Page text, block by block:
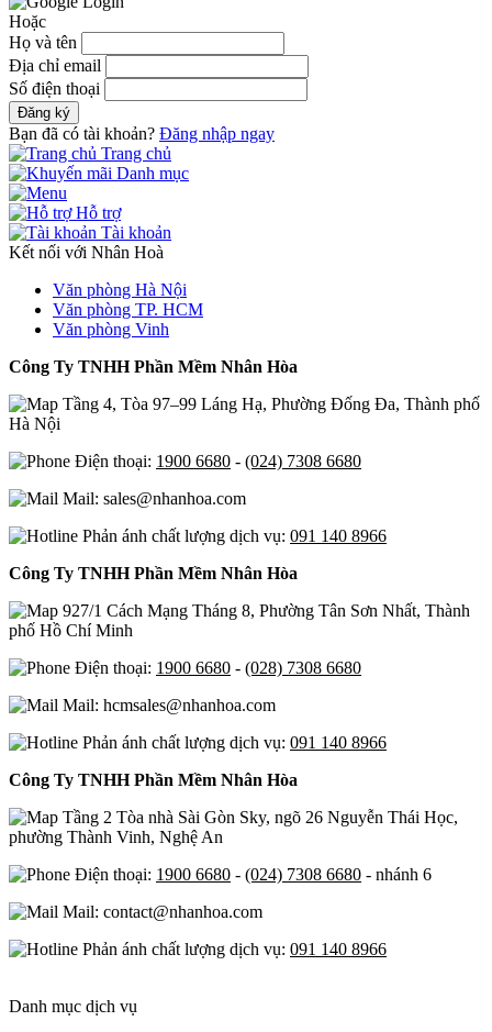
Hoặc
Họ và tên
Địa chỉ email
Số điện thoại
Đăng ký
Bạn đã có tài khoản? Đăng nhập ngay
Trang chủ
Danh mục
Hỗ trợ
Tài khoản
Kết nối với Nhân Hoà
Văn phòng Hà Nội
Văn phòng TP. HCM
Văn phòng Vinh
Công Ty TNHH Phần Mềm Nhân Hòa
Tầng 4, Tòa 97–99 Láng Hạ, Phường Đống Đa, Thành phố
Hà Nội
Điện thoại: 1900 6680 - (024) 7308 6680
Mail: sales@nhanhoa.com
Phản ánh chất lượng dịch vụ: 091 140 8966
Công Ty TNHH Phần Mềm Nhân Hòa
927/1 Cách Mạng Tháng 8, Phường Tân Sơn Nhất, Thành
phố Hồ Chí Minh
Điện thoại: 1900 6680 - (028) 7308 6680
Mail: hcmsales@nhanhoa.com
Phản ánh chất lượng dịch vụ: 091 140 8966
Công Ty TNHH Phần Mềm Nhân Hòa
Tầng 2 Tòa nhà Sài Gòn Sky, ngõ 26 Nguyễn Thái Học,
phường Thành Vinh, Nghệ An
Điện thoại: 1900 6680 - (024) 7308 6680 - nhánh 6
Mail: contact@nhanhoa.com
Phản ánh chất lượng dịch vụ: 091 140 8966
Danh mục dịch vụ